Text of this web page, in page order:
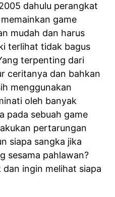
dahulu perangkat
game
mudah dan harus
terlihat tidak bagus
terpenting dari
ceritanya dan bahkan
menggunakan
oleh banyak
pada sebuah game
pertarungan
siapa sangka jika
sesama pahlawan?
dan ingin melihat siapa